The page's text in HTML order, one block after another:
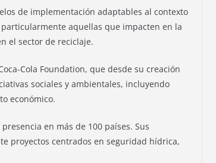
de implementación adaptables al contexto
aquellas que impacten en la
el sector de reciclaje.
Cola Foundation, que desde su creación
sociales y ambientales, incluyendo
económico.
en más de 100 países. Sus
proyectos centrados en seguridad hídrica,